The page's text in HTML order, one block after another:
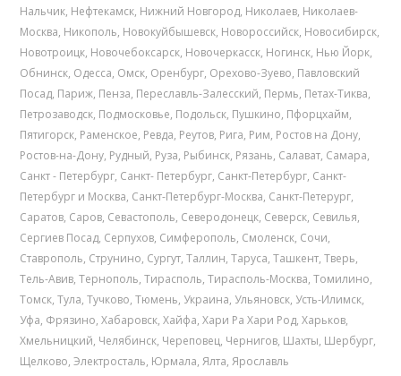
Нальчик, Нефтекамск, Нижний Новгород, Николаев, Николаев-
Москва, Никополь, Новокуйбышевск, Новороссийск, Новосибирск,
Новотроицк, Новочебоксарск, Новочеркасск, Ногинск, Нью Йорк,
Обнинск, Одесса, Омск, Оренбург, Орехово-Зуево, Павловский
Посад, Париж, Пенза, Переславль-Залесский, Пермь, Петах-Тиква,
Петрозаводск, Подмосковье, Подольск, Пушкино, Пфорцхайм,
Пятигорск, Раменское, Ревда, Реутов, Рига, Рим, Ростов на Дону,
Ростов-на-Дону, Рудный, Руза, Рыбинск, Рязань, Салават, Самара,
Санкт - Петербург, Санкт- Петербург, Санкт-Петербург, Санкт-
Петербург и Москва, Санкт-Петербург-Москва, Санкт-Петерург,
Саратов, Саров, Севастополь, Северодонецк, Северск, Севилья,
Сергиев Посад, Серпухов, Симферополь, Смоленск, Сочи,
Ставрополь, Струнино, Сургут,Таллин,Таруса,Ташкент,Тверь,
Тель-Авив,Тернополь,Тирасполь,Тирасполь-Москва,Томилино,
Томск,Тула,Тучково,Тюмень, Украина, Ульяновск, Усть-Илимск,
Уфа, Фрязино,Хабаровск,Хайфа,Хари Ра Хари Род,Харьков,
Хмельницкий, Челябинск, Череповец, Чернигов, Шахты, Шербург,
Щелково,Электросталь, Юрмала,Ялта,Ярославль